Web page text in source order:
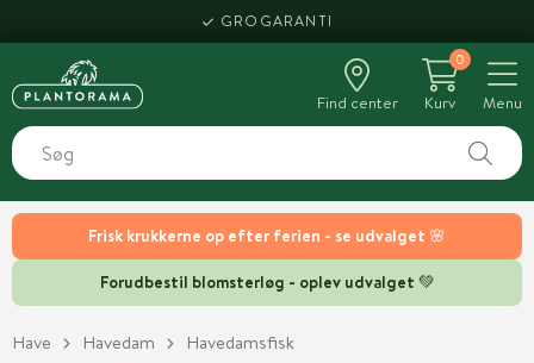
Frisk krukkerne op efter ferien - se udvalget 🌸
Forudbestil blomsterløg - oplev udvalget 💚
GROGARANTI
Find center
0
Kurv
Menu
Have Havedam Havedamsfisk